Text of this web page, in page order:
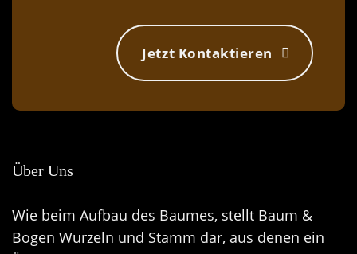
Jetzt Kontaktieren
Über Uns
Wie beim Aufbau des Baumes, stellt Baum &
Bogen Wurzeln und Stamm dar, aus denen ein